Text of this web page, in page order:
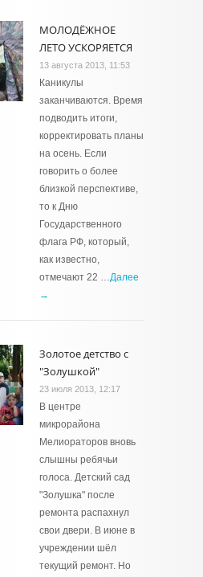
МОЛОДЁЖНОЕ
ЛЕТО УСКОРЯЕТСЯ
13 августа 2013, 11:53
Каникулы
заканчиваются. Время
подводить итоги,
корректировать планы
на осень. Если
говорить о более
близкой перспективе,
то к Дню
Государственного
флага РФ, который,
как известно,
отмечают 22 …Далее
→
Золотое детство с
"Золушкой"
23 июля 2013, 12:17
В центре
микрорайона
Мелиораторов вновь
слышны ребячьи
голоса. Детский сад
"Золушка" после
ремонта распахнул
свои двери. В июне в
учреждении шёл
текущий ремонт. Но